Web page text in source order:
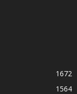
1672
1564